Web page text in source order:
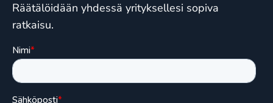
Räätälöidään yhdessä yrityksellesi sopiva
ratkaisu.